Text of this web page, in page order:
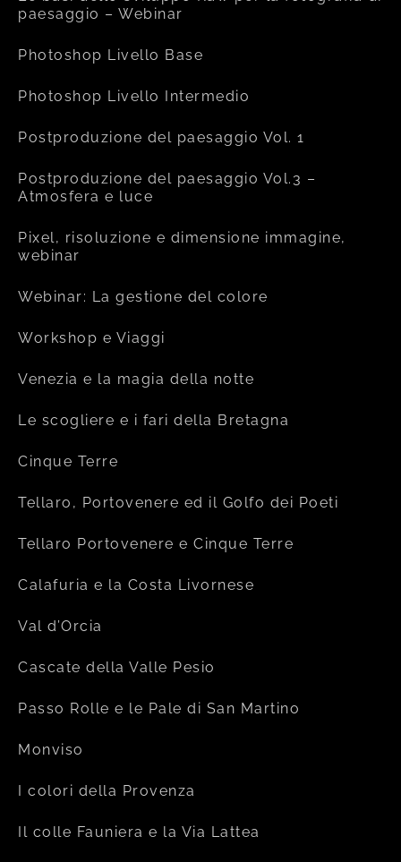
paesaggio – Webinar
Photoshop Livello Base
Photoshop Livello Intermedio
Postproduzione del paesaggio Vol. 1
Postproduzione del paesaggio Vol.3 –
Atmosfera e luce
Pixel, risoluzione e dimensione immagine,
webinar
Webinar: La gestione del colore
Workshop e Viaggi
Venezia e la magia della notte
Le scogliere e i fari della Bretagna
Cinque Terre
Tellaro, Portovenere ed il Golfo dei Poeti
Tellaro Portovenere e Cinque Terre
Calafuria e la Costa Livornese
Val d’Orcia
Cascate della Valle Pesio
Passo Rolle e le Pale di San Martino
Monviso
I colori della Provenza
Il colle Fauniera e la Via Lattea